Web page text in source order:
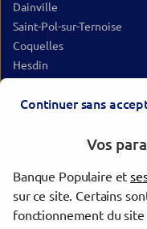
Dainville
Saint-Pol-sur-Ternoise
Coquelles
Hesdin
Marconne
Avion
Bully-les-Mines
Auchel
Continuer sans
Vos
Banque Populaire et
sur ce site. Certains
fonctionnement du